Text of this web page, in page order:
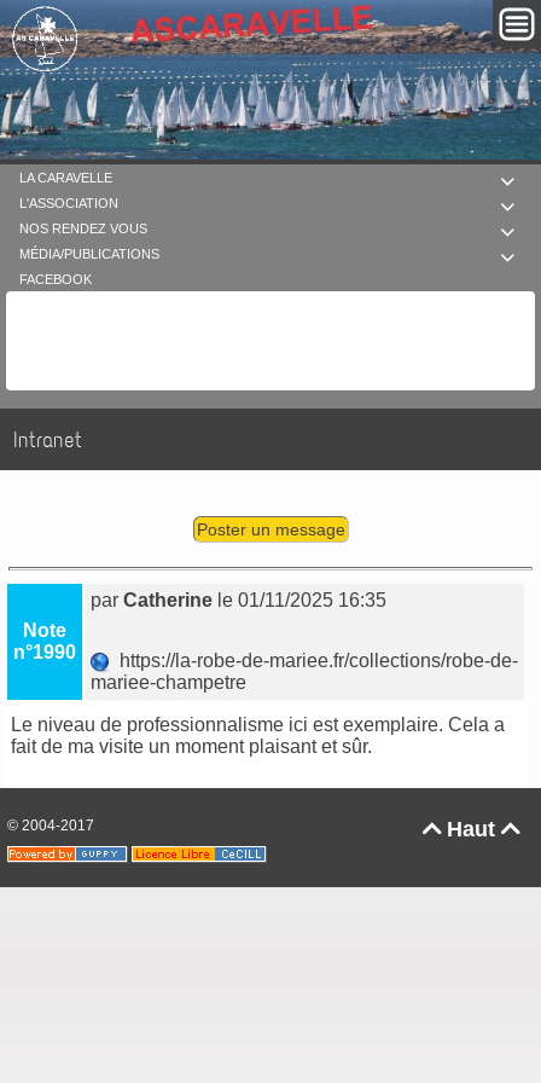

LA CARAVELLE

L'ASSOCIATION

NOS RENDEZ VOUS

MÉDIA/PUBLICATIONS
FACEBOOK
Intranet
Poster un message
Note
n°1990
parCatherine le 01/11/2025 16:35
https://la-robe-de-mariee.fr/collections/robe-de-
mariee-champetre
Le niveau de professionnalisme ici est exemplaire. Cela a
fait de ma visite un moment plaisant et sûr.
Haut 
© 2004-2017